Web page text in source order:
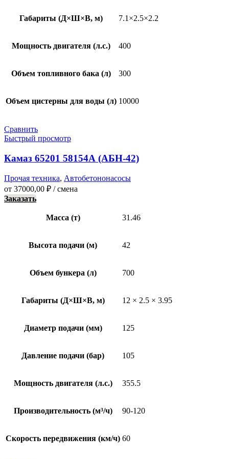
Габариты (Д×Ш×В, м) 7.1×2.5×2.2
Мощность двигателя (л.с.) 400
Объем топливного бака (л) 300
Объем цистерны для воды (л) 10000
Сравнить
Быстрый просмотр
Камаз 65201 58154А (АБН-42)
Прочая техника, Автобетононасосы
от 37000,00 ₽ / смена
Заказать
Масса (т) 31.46
Высота подачи (м) 42
Объем бункера (л) 700
Габариты (Д×Ш×В, м) 12 × 2.5 × 3.95
Диаметр подачи (мм) 125
Давление подачи (бар) 105
Мощность двигателя (л.с.) 355.5
Производительность (м³/ч) 90-120
Скорость передвижения (км/ч) 60